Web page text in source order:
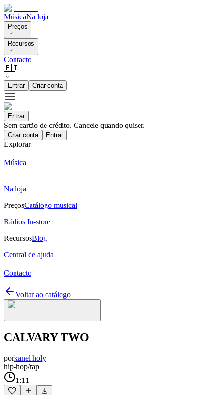
MúsicaNa loja
Preços
Recursos
Contacto
🇵🇹
Entrar Criar conta
Entrar
Sem cartão de crédito. Cancele quando quiser.
Criar conta Entrar
Explorar
Música
Na loja
PreçosCatálogo musical
Rádios In-store
RecursosBlog
Central de ajuda
Contacto
Voltar ao catálogo
CALVARY TWO
porkanel holy
hip-hop/rap
1:11